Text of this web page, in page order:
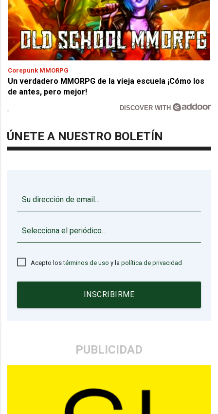
Corepunk MMORPG
Un verdadero MMORPG de la vieja escuela ¡Cómo los
de antes, pero mejor!
DISCOVER WITH
ÚNETE A NUESTRO BOLETÍN
Acepto lostérminos de uso y lapolítica de privacidad
INSCRIBIRME
PUBLICIDAD